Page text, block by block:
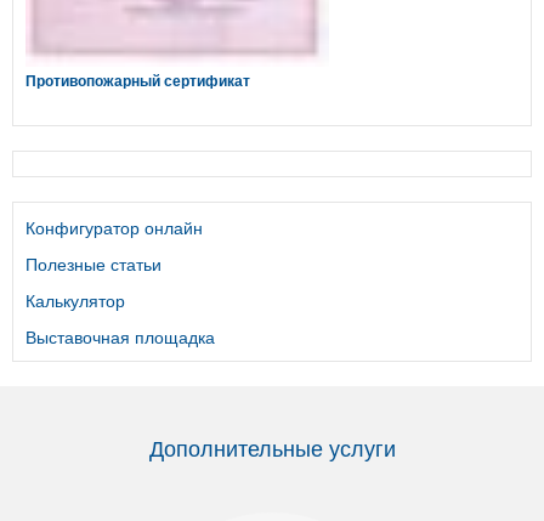
Противопожарный сертификат
Конфигуратор онлайн
Полезные статьи
Калькулятор
Выставочная площадка
Дополнительные услуги